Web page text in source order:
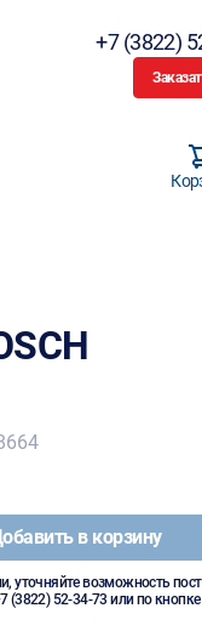
+7 (3822)
в корзину
уточняйте возможность
(3822) 52-34-73 или по